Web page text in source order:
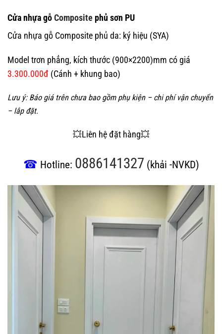
Cửa nhựa gỗ Composite phủ sơn PU
Cửa nhựa gỗ Composite phủ da: ký hiệu (SYA)
Model trơn phẳng, kích thước (900×2200)mm có giá
3.300.000đ (Cánh + khung bao)
Lưu ý:Báo giá trên chưa bao gồm phụ kiện – chi phí vận chuyển
– lắp đặt.
💥Liên hệ đặt hàng💥
☎ Hotline: 0886141327 (khải -NVKD)